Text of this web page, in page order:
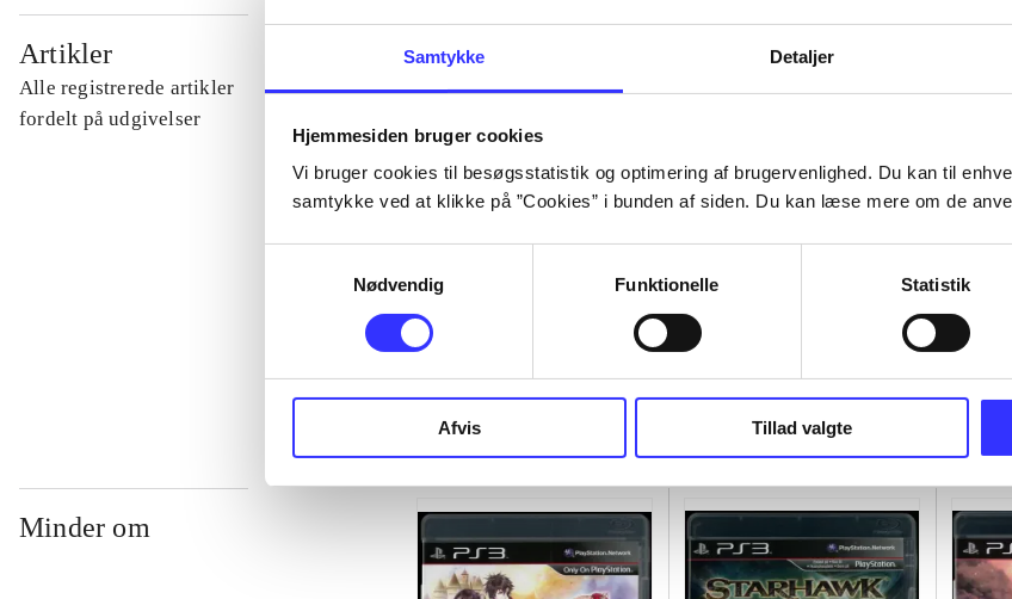
Samtykke Detaljer
Hjemmesiden bruger cookies
Vi bruger cookies til besøgsstatistik og optimering af brugervenlighed. Du kan til
samtykke ved at klikke på ”Cookies” i bunden af siden. Du kan læse mere om de
Nødvendig
Funktionelle Statistik
Afvis Tillad valgte
Artikler
Alle registrerede artikler
fordelt på udgivelser
...
...
Minder om